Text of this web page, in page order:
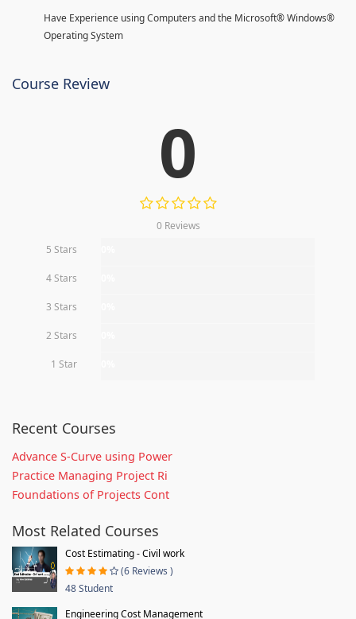
Have Experience using Computers and the Microsoft® Windows®
Operating System
Course Review
0
0 Reviews
5 Stars
4 Stars
3 Stars
2 Stars
1 Star
Recent Courses
Advance S-Curve using Power
Practice Managing Project Ri
Foundations of Projects Cont
Most Related Courses
Cost Estimating - Civil work
(6 Reviews )
48 Student
Engineering Cost Management